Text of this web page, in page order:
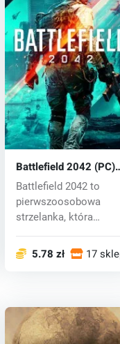
Battlefield 2042 (PC)
key
Battlefield 2042 to
pierwszoosobowa
strzelanka, która
g... 5.78 zł 17